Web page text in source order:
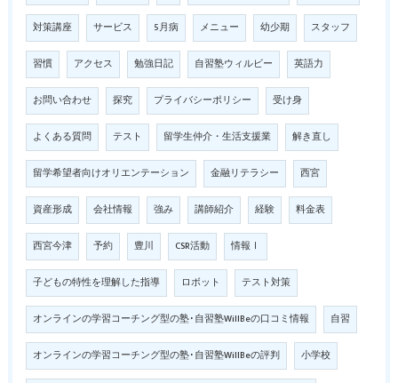
対策講座 サービス 5月病 メニュー 幼少期 スタッフ
習慣 アクセス 勉強日記 自習塾ウィルビー 英語力
お問い合わせ 探究 プライバシーポリシー 受け身
よくある質問 テスト 留学生仲介・生活支援業 解き直し
留学希望者向けオリエンテーション 金融リテラシー 西宮
資産形成 会社情報 強み 講師紹介 経験 料金表
西宮今津 予約 豊川 CSR活動 情報Ⅰ
子どもの特性を理解した指導 ロボット テスト対策
オンラインの学習コーチング型の塾･自習塾WillBeの口コミ情報 自習
オンラインの学習コーチング型の塾･自習塾WillBeの評判 小学校